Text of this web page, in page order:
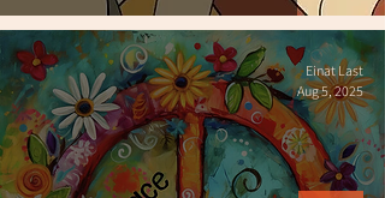
Einat Last
Aug 5, 2025